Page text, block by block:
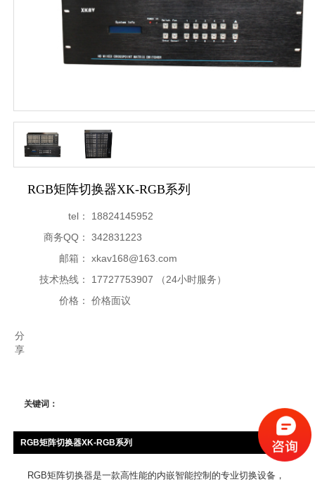
RGB矩阵切换器XK-RGB系列
tel：
18824145952
商务QQ：
342831223
邮箱：
xkav168@163.com
技术热线：
17727753907 （24小时服务）
价格：
价格面议
分
享
关键词：
RGB矩阵切换器XK-RGB系列
RGB矩阵切换器是一款高性能的内嵌智能控制的专业切换设备，